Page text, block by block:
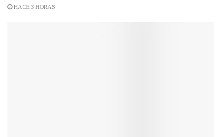
HACE 3 HORAS